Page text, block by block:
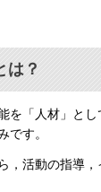
は？
を「人材」と
です。
，活動の指導